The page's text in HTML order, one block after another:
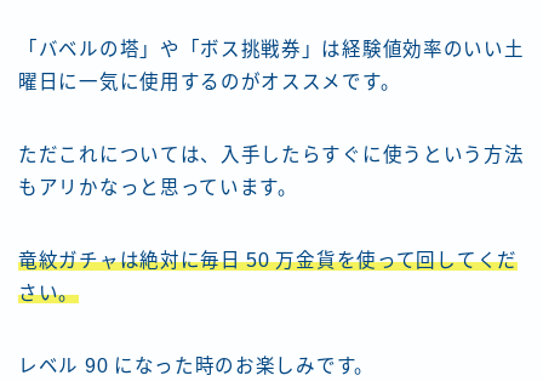
「バベルの塔」や「ボス挑戦券」は経験値効率のいい土
曜日に一気に使用するのがオススメです。
ただこれについては、入手したらすぐに使うという方法
もアリかなっと思っています。
竜紋ガチャは絶対に毎日 50 万金貨を使って回してくだ
さい。
レベル 90 になった時のお楽しみです。